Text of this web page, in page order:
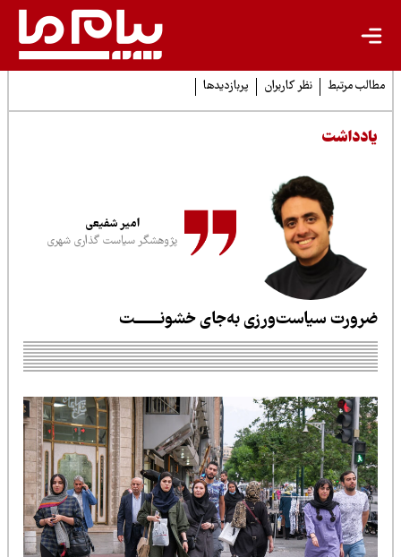
مرتبط نظر کاربران پربازدیدها
امیر شفیعی
پژوهشگر سیاست گذاری شهری
سیاست‌ورزی به‌جای خشونـــــــت